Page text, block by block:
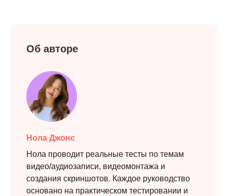
Шаг 2.
Об авторе
Нола Джонс
Нола проводит реальные тесты по темам
видео/аудиозаписи, видеомонтажа и
создания скриншотов. Каждое руководство
основано на практическом тестировании и